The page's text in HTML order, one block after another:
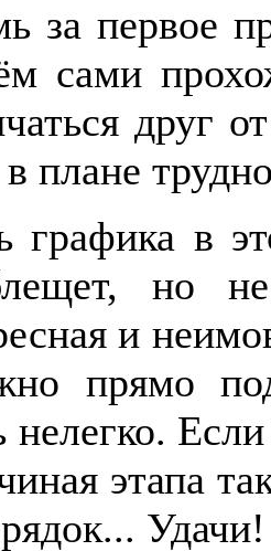
за первое
сами
друг
в плане
графика в
но
и
прямо
нелегко.
этапа